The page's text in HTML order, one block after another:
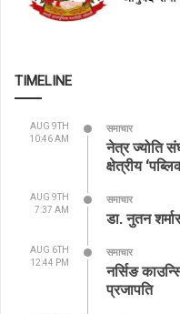
TIMELINE
AUG 9TH
10:46 AM
समाचार
नेत्र ज्योति
क्षेत्रीय
AUG 9TH
7:37 AM
समाचार
डा. नुतन
AUG 6TH
12:44 PM
समाचार
नर्सिङ
प्रजापति